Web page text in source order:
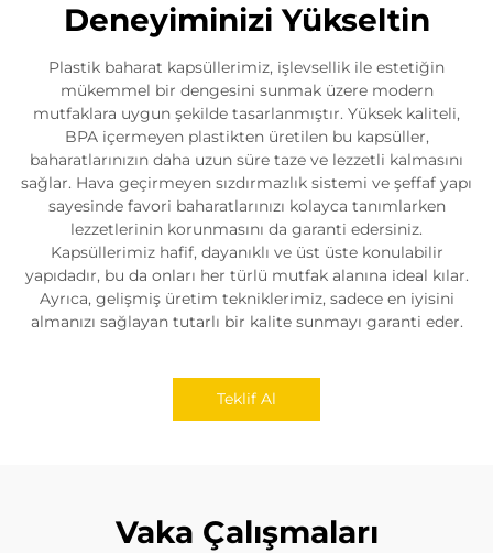
Deneyiminizi Yükseltin
Plastik baharat kapsüllerimiz, işlevsellik ile estetiğin
mükemmel bir dengesini sunmak üzere modern
mutfaklara uygun şekilde tasarlanmıştır. Yüksek kaliteli,
BPA içermeyen plastikten üretilen bu kapsüller,
baharatlarınızın daha uzun süre taze ve lezzetli kalmasını
sağlar. Hava geçirmeyen sızdırmazlık sistemi ve şeffaf yapı
sayesinde favori baharatlarınızı kolayca tanımlarken
lezzetlerinin korunmasını da garanti edersiniz.
Kapsüllerimiz hafif, dayanıklı ve üst üste konulabilir
yapıdadır, bu da onları her türlü mutfak alanına ideal kılar.
Ayrıca, gelişmiş üretim tekniklerimiz, sadece en iyisini
almanızı sağlayan tutarlı bir kalite sunmayı garanti eder.
Teklif Al
Vaka Çalışmaları